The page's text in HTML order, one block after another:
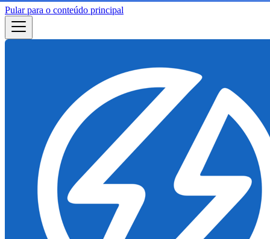
Pular para o conteúdo principal